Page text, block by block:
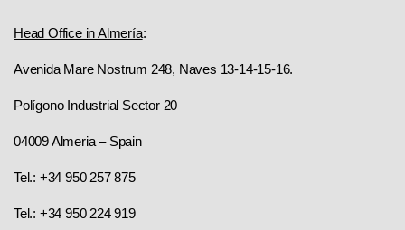
Head Office in Almería:
Avenida Mare Nostrum 248, Naves 13-14-15-16.
Polígono Industrial Sector 20
04009 Almeria – Spain
Tel.: +34 950 257 875
Tel.: +34 950 224 919